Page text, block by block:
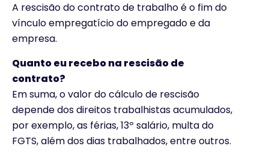
A rescisão do contrato de trabalho é o fim do
vínculo empregatício do empregado e da
empresa.
Quanto eu recebo na rescisão de
contrato?
Em suma, o valor do cálculo de rescisão
depende dos direitos trabalhistas acumulados,
por exemplo, as férias, 13º salário, multa do
FGTS, além dos dias trabalhados, entre outros.